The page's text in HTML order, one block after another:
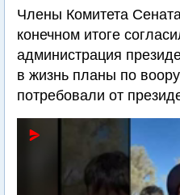
Члены Комитета
конечном итоге
администрация
в жизнь планы по
потребовали от